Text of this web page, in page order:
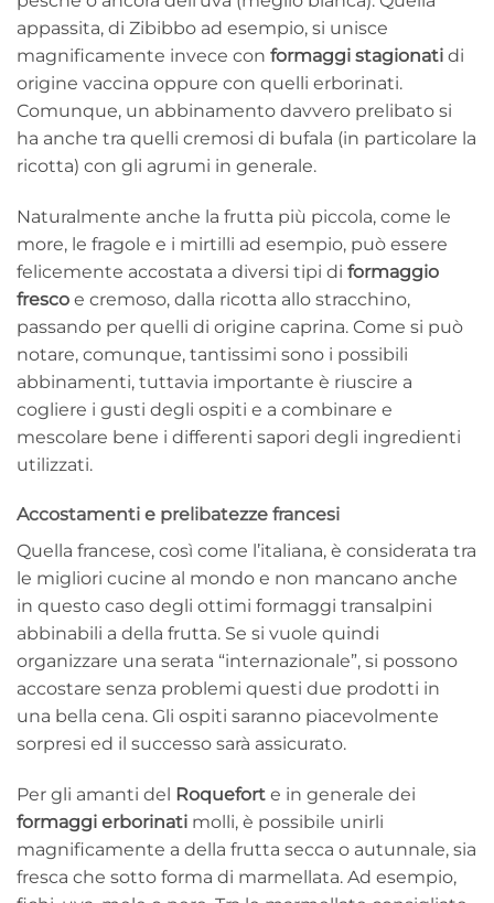
appassita, di Zibibbo ad esempio, si unisce
magnificamente invece con formaggi stagionati di
origine vaccina oppure con quelli erborinati.
Comunque, un abbinamento davvero prelibato si
ha anche tra quelli cremosi di bufala (in particolare la
ricotta) con gli agrumi in generale.
Naturalmente anche la frutta più piccola, come le
more, le fragole e i mirtilli ad esempio, può essere
felicemente accostata a diversi tipi di formaggio
fresco e cremoso, dalla ricotta allo stracchino,
passando per quelli di origine caprina. Come si può
notare, comunque, tantissimi sono i possibili
abbinamenti, tuttavia importante è riuscire a
cogliere i gusti degli ospiti e a combinare e
mescolare bene i differenti sapori degli ingredienti
utilizzati.
Accostamenti e prelibatezze francesi
Quella francese, così come l’italiana, è considerata tra
le migliori cucine al mondo e non mancano anche
in questo caso degli ottimi formaggi transalpini
abbinabili a della frutta. Se si vuole quindi
organizzare una serata “internazionale”, si possono
accostare senza problemi questi due prodotti in
una bella cena. Gli ospiti saranno piacevolmente
sorpresi ed il successo sarà assicurato.
Per gli amanti del Roquefort e in generale dei
formaggi erborinati molli, è possibile unirli
magnificamente a della frutta secca o autunnale, sia
fresca che sotto forma di marmellata. Ad esempio,